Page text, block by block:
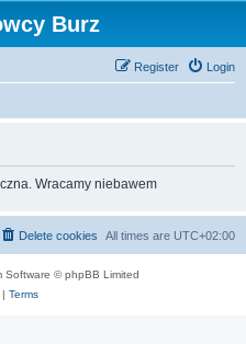
Burz
Login
Register
Wracamy niebawem
All times are UTC+02:00
Delete cookies
Software © phpBB Limited
Terms